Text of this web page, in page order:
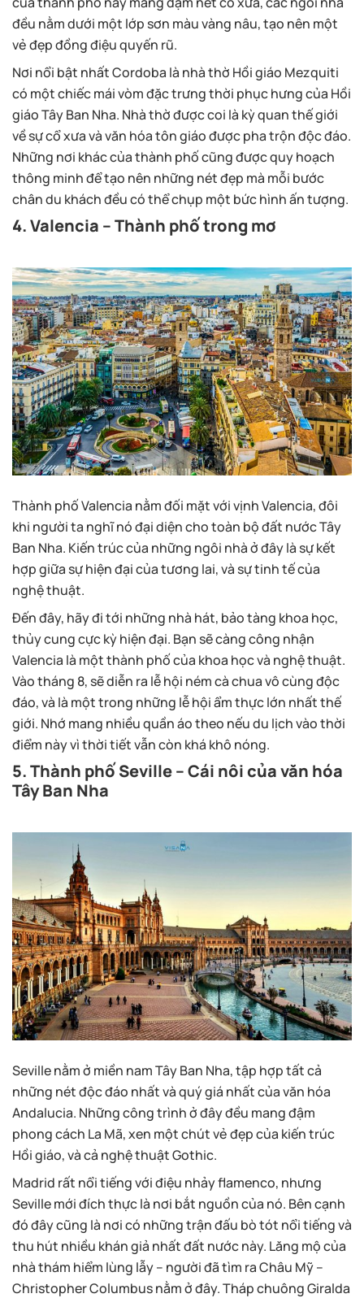
đều nằm dưới một lớp sơn màu vàng nâu, tạo nên một
vẻ đẹp đồng điệu quyến rũ.
Nơi nổi bật nhất Cordoba là nhà thờ Hồi giáo Mezquiti
có một chiếc mái vòm đặc trưng thời phục hưng của Hồi
giáo Tây Ban Nha. Nhà thờ được coi là kỳ quan thế giới
về sự cổ xưa và văn hóa tôn giáo được pha trộn độc đáo.
Những nơi khác của thành phố cũng được quy hoạch
thông minh để tạo nên những nét đẹp mà mỗi bước
chân du khách đều có thể chụp một bức hình ấn tượng.
4. Valencia – Thành phố trong mơ
Thành phố Valencia nằm đối mặt với vịnh Valencia, đôi
khi người ta nghĩ nó đại diện cho toàn bộ đất nước Tây
Ban Nha. Kiến trúc của những ngôi nhà ở đây là sự kết
hợp giữa sự hiện đại của tương lai, và sự tinh tế của
nghệ thuật.
Đến đây, hãy đi tới những nhà hát, bảo tàng khoa học,
thủy cung cực kỳ hiện đại. Bạn sẽ càng công nhận
Valencia là một thành phố của khoa học và nghệ thuật.
Vào tháng 8, sẽ diễn ra lễ hội ném cà chua vô cùng độc
đáo, và là một trong những lễ hội ẩm thực lớn nhất thế
giới. Nhớ mang nhiều quần áo theo nếu du lịch vào thời
điểm này vì thời tiết vẫn còn khá khô nóng.
5. Thành phố Seville – Cái nôi của văn hóa
Tây Ban Nha
Seville nằm ở miền nam Tây Ban Nha, tập hợp tất cả
những nét độc đáo nhất và quý giá nhất của văn hóa
Andalucia. Những công trình ở đây đều mang đậm
phong cách La Mã, xen một chút vẻ đẹp của kiến trúc
Hồi giáo, và cả nghệ thuật Gothic.
Madrid rất nổi tiếng với điệu nhảy flamenco, nhưng
Seville mới đích thực là nơi bắt nguồn của nó. Bên cạnh
đó đây cũng là nơi có những trận đấu bò tót nổi tiếng và
thu hút nhiều khán giả nhất đất nước này. Lăng mộ của
nhà thám hiểm lùng lẫy – người đã tìm ra Châu Mỹ –
Christopher Columbus nằm ở đây. Tháp chuông Giralda